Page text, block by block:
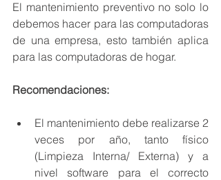
El mantenimiento preventivo no solo lo
debemos hacer para las computadoras
de una empresa, esto también aplica
para las computadoras de hogar.
Recomendaciones:
El mantenimiento debe realizarse 2
veces por año, tanto físico
(Limpieza Interna/ Externa) y a
nivel software para el correcto